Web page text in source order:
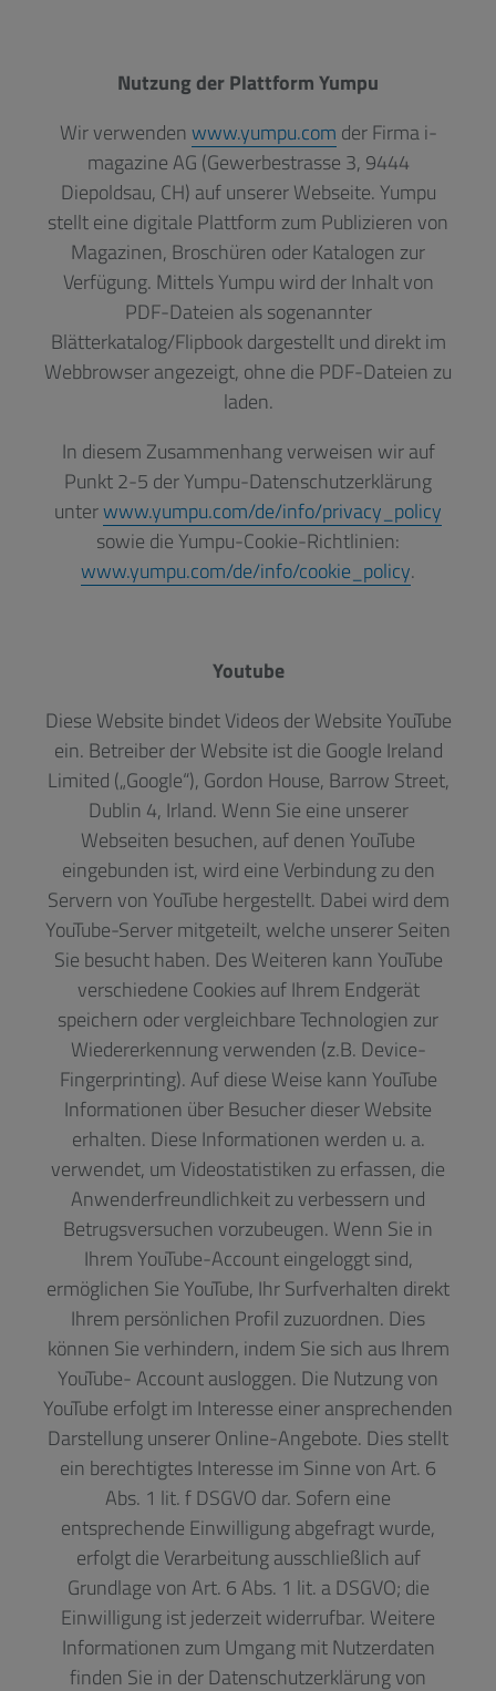
Nutzung der Plattform Yumpu
Wir verwendenwww.yumpu.com der Firma i-
magazine AG (Gewerbestrasse 3, 9444
Diepoldsau, CH) auf unserer Webseite. Yumpu
stellt eine digitale Plattform zum Publizieren von
Magazinen, Broschüren oder Katalogen zur
Verfügung. Mittels Yumpu wird der Inhalt von
PDF-Dateien als sogenannter
Blätterkatalog/Flipbook dargestellt und direkt im
Webbrowser angezeigt, ohne die PDF-Dateien zu
laden.
In diesem Zusammenhang verweisen wir auf
Punkt 2-5 der Yumpu-Datenschutzerklärung
unterwww.yumpu.com/de/info/privacy_policy
sowie die Yumpu-Cookie-Richtlinien:
www.yumpu.com/de/info/cookie_policy.
Youtube
Diese Website bindet Videos der Website YouTube
ein. Betreiber der Website ist die Google Ireland
Limited („Google“), Gordon House, Barrow Street,
Dublin 4, Irland. Wenn Sie eine unserer
Webseiten besuchen, auf denen YouTube
eingebunden ist, wird eine Verbindung zu den
Servern von YouTube hergestellt. Dabei wird dem
YouTube-Server mitgeteilt, welche unserer Seiten
Sie besucht haben. Des Weiteren kann YouTube
verschiedene Cookies auf Ihrem Endgerät
speichern oder vergleichbare Technologien zur
Wiedererkennung verwenden (z.B. Device-
Fingerprinting). Auf diese Weise kann YouTube
Informationen über Besucher dieser Website
erhalten. Diese Informationen werden u. a.
verwendet, um Videostatistiken zu erfassen, die
Anwenderfreundlichkeit zu verbessern und
Betrugsversuchen vorzubeugen. Wenn Sie in
Ihrem YouTube-Account eingeloggt sind,
ermöglichen Sie YouTube, Ihr Surfverhalten direkt
Ihrem persönlichen Profil zuzuordnen. Dies
können Sie verhindern, indem Sie sich aus Ihrem
YouTube- Account ausloggen. Die Nutzung von
YouTube erfolgt im Interesse einer ansprechenden
Darstellung unserer Online-Angebote. Dies stellt
ein berechtigtes Interesse im Sinne von Art. 6
Abs. 1 lit. f DSGVO dar. Sofern eine
entsprechende Einwilligung abgefragt wurde,
erfolgt die Verarbeitung ausschließlich auf
Grundlage von Art. 6 Abs. 1 lit. a DSGVO; die
Einwilligung ist jederzeit widerrufbar. Weitere
Informationen zum Umgang mit Nutzerdaten
finden Sie in der Datenschutzerklärung von